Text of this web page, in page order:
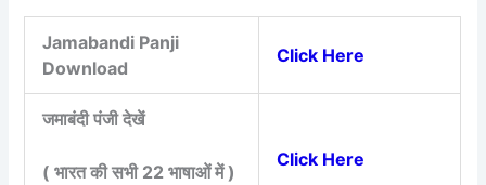
Jamabandi Panji
Download
Click Here
जमाबंदी पंजी देखें
( भारत की सभी 22 भाषाओं में )
Click Here